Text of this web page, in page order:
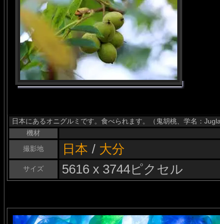
日本にあるオニグルミです。食べられます。（鬼胡桃、学名：
機材
撮影地
日本 / 大分
サイズ 5616 x 3744ピクセル